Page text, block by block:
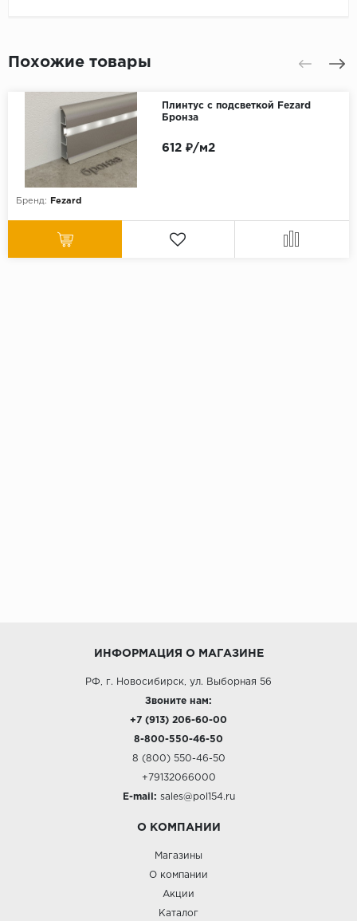
Похожие товары
Плинтус с подсветкой Fezard
Бронза
Бренд: Fezard
612 ₽/м2
ИНФОРМАЦИЯ О МАГАЗИНЕ
РФ, г. Новосибирск, ул. Выборная 56
Звоните нам:
+7 (913) 206-60-00
8-800-550-46-50
8 (800) 550-46-50
+79132066000
E-mail: sales@pol154.ru
О КОМПАНИИ
Магазины
О компании
Акции
Каталог